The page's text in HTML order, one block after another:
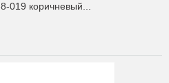
019 коричневый...